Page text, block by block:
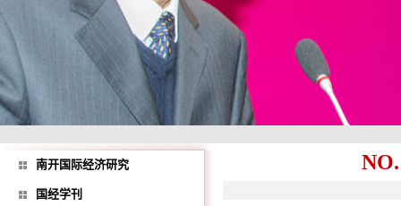
南开国际经济研究
国经学刊